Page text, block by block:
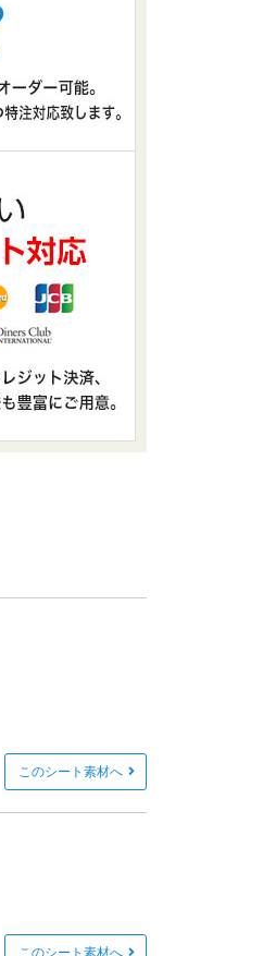
このシート素材へ
このシート素材へ